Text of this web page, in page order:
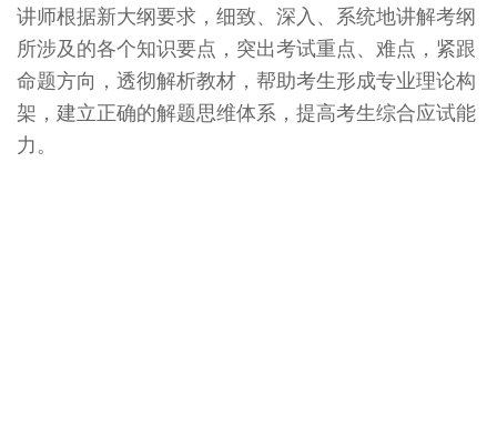
讲师根据新大纲要求，细致、深入、系统地讲解考纲
所涉及的各个知识要点，突出考试重点、难点，紧跟
命题方向，透彻解析教材，帮助考生形成专业理论构
架，建立正确的解题思维体系，提高考生综合应试能
力。